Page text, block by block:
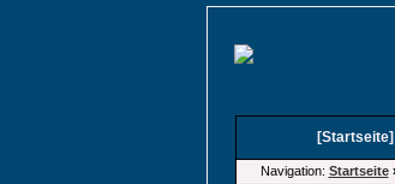
[Startseite]
Navigation: Startseite